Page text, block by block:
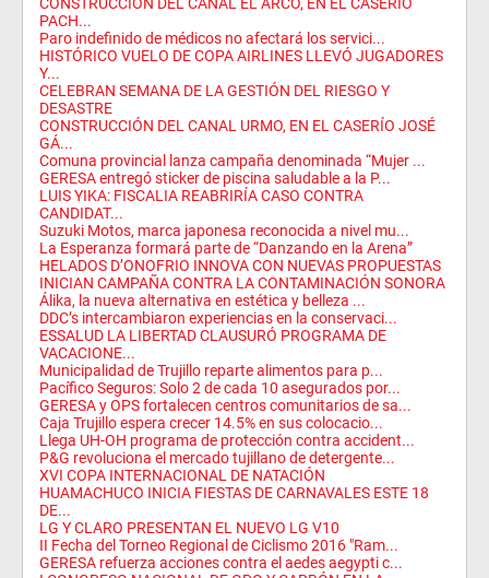
PACH...
Paro indefinido de médicos no afectará los servici...
HISTÓRICO VUELO DE COPA AIRLINES LLEVÓ JUGADORES
Y...
CELEBRAN SEMANA DE LA GESTIÓN DEL RIESGO Y
DESASTRE
CONSTRUCCIÓN DEL CANAL URMO, EN EL CASERÍO JOSÉ
GÁ...
Comuna provincial lanza campaña denominada “Mujer ...
GERESA entregó sticker de piscina saludable a la P...
LUIS YIKA: FISCALIA REABRIRÍA CASO CONTRA
CANDIDAT...
Suzuki Motos, marca japonesa reconocida a nivel mu...
La Esperanza formará parte de “Danzando en la Arena”
HELADOS D’ONOFRIO INNOVA CON NUEVAS PROPUESTAS
INICIAN CAMPAÑA CONTRA LA CONTAMINACIÓN SONORA
Álika, la nueva alternativa en estética y belleza ...
DDC’s intercambiaron experiencias en la conservaci...
ESSALUD LA LIBERTAD CLAUSURÓ PROGRAMA DE
VACACIONE...
Municipalidad de Trujillo reparte alimentos para p...
Pacífico Seguros: Solo 2 de cada 10 asegurados por...
GERESA y OPS fortalecen centros comunitarios de sa...
Caja Trujillo espera crecer 14.5% en sus colocacio...
Llega UH-OH programa de protección contra accident...
P&G revoluciona el mercado tujillano de detergente...
XVI COPA INTERNACIONAL DE NATACIÓN
HUAMACHUCO INICIA FIESTAS DE CARNAVALES ESTE 18
DE...
LG Y CLARO PRESENTAN EL NUEVO LG V10
II Fecha del Torneo Regional de Ciclismo 2016 "Ram...
GERESA refuerza acciones contra el aedes aegypti c...